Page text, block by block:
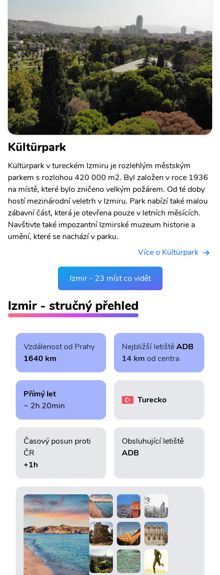
Kültürpark
Kültürpark v tureckém Izmiru je rozlehlým městským
parkem s rozlohou 420 000 m2. Byl založen v roce 1936
na místě, které bylo zničeno velkým požárem. Od té doby
hostí mezinárodní veletrh v Izmiru. Park nabízí také malou
zábavní část, která je otevřena pouze v letních měsících.
Navštivte také impozantní Izmirské muzeum historie a
umění, které se nachází v parku.
Více o Kültürpark
Izmir - 23 míst co vidět
Izmir - stručný přehled
Vzdálenost od Prahy
1640 km
Nejbližší letištěADB
14 km od centra
Přímý let
~ 2h 20min
Turecko
Časový posun proti
ČR
+1h
Obsluhující letiště
ADB